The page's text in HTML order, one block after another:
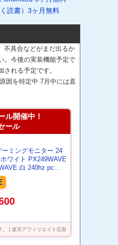
読書）3ヶ月無料
不具合などがまだ出るか
。今後の実装機能予定で
れる予定です。
因を特定中 7月中には直
ル開催中！
ール
ーミングモニター 24
ワイト PX249WAVE
白 240hz pcモ
144Hz 165Hz
ニター ピンク ブルー
フルHD IPS HDR ノ
スピーカー内蔵
証】| 楽天アフィリエイト広告